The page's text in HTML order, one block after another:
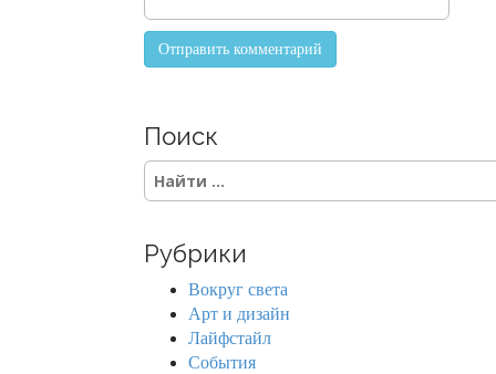
Поиск
S
e
c
Рубрики
Вокруг света
Арт и дизайн
Лайфстайл
События